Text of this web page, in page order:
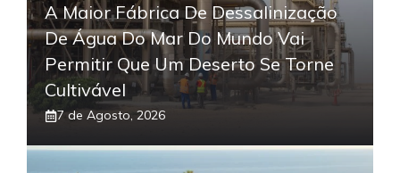
A Maior Fábrica De Dessalinização
De Água Do Mar Do Mundo Vai
Permitir Que Um Deserto Se Torne
Cultivável
7 de Agosto, 2026